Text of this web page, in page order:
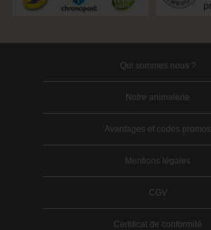
Qui sommes nous ?
Notre animalerie
Avantages et codes promos
Mentions légales
CGV
Certificat de conformité